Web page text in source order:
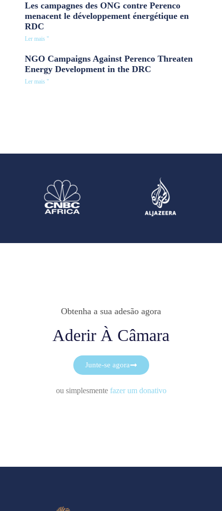
Les campagnes des ONG contre Perenco
menacent le développement énergétique en
RDC
Ler mais "
NGO Campaigns Against Perenco Threaten
Energy Development in the DRC
Ler mais "
Obtenha a sua adesão agora
Aderir À Câmara
Junte-se agora
ou simplesmente fazer um donativo